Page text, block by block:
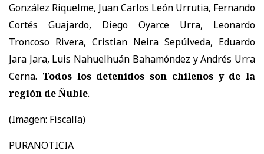
González Riquelme, Juan Carlos León Urrutia, Fernando
Cortés Guajardo, Diego Oyarce Urra, Leonardo
Troncoso Rivera, Cristian Neira Sepúlveda, Eduardo
Jara Jara, Luis Nahuelhuán Bahamóndez y Andrés Urra
Cerna. Todos los detenidos son chilenos y de la
región de Ñuble.
(Imagen: Fiscalía)
PURANOTICIA